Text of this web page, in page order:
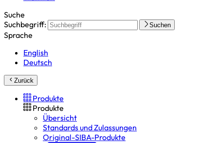
Suche
Suchbegriff:
Suchen
Sprache
English
Deutsch
Zurück
Produkte
Produkte
Übersicht
Standards und Zulassungen
Original-SIBA-Produkte